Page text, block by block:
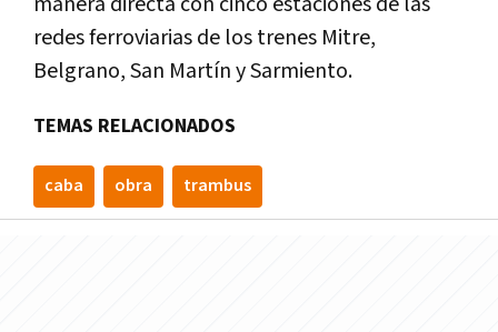
redes ferroviarias de los trenes Mitre,
Belgrano, San Martín y Sarmiento.
TEMAS RELACIONADOS
caba obra trambus